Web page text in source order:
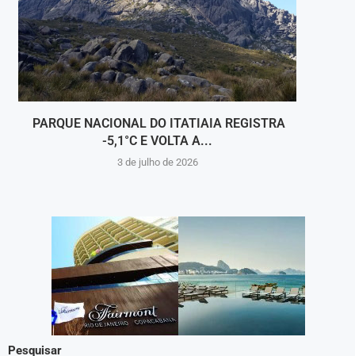
PARQUE NACIONAL DO ITATIAIA REGISTRA
-5,1°C E VOLTA A...
3 de julho de 2026
Pesquisar